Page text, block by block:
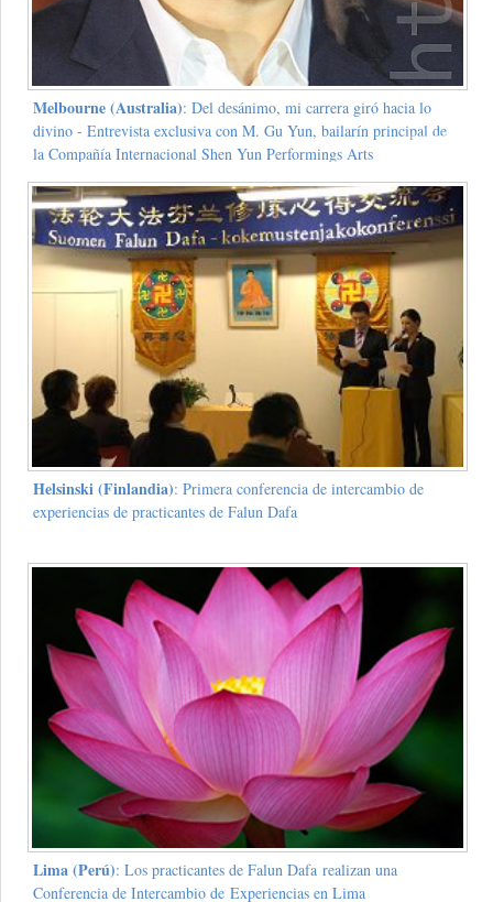
Melbourne (Australia): Del desánimo, mi carrera giró hacia lo
divino - Entrevista exclusiva con M. Gu Yun, bailarín principal de
la Compañía Internacional Shen Yun Performings Arts
Helsinski (Finlandia): Primera conferencia de intercambio de
experiencias de practicantes de Falun Dafa
Lima (Perú): Los practicantes de Falun Dafa realizan una
Conferencia de Intercambio de Experiencias en Lima